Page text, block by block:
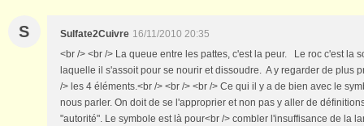
S Sulfate2Cuivre 16/11/2010 20:35
<br /> <br /> La queue entre les pattes, c'est la peur. Le roc c'est la
laquelle il s'assoit pour se nourir et dissoudre. A y regarder de plus
/> les 4 éléments.<br /> <br /> <br /> Ce qui il y a de bien avec le
nous parler. On doit de se l'approprier et non pas y aller de
"autorité". Le symbole est là pour<br /> combler l'insuffisance de la